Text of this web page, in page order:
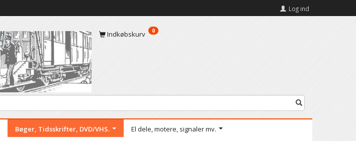
Log ind
Indkøbskurv 0
Bøger, Tidsskrifter, DVD/VHS.
El dele, motere, signaler mv.